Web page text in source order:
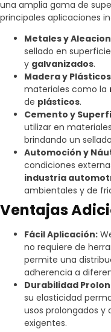
una amplia gama de
principales aplicaciones
Metales y
sellado en
y galvanizados.
Madera y
materiales como la
de plásticos.
Cemento y
utilizar en
brindando un
Automoción y
condiciones
industria
ambientales y de
Ventajas
Fácil Aplicación:
no requiere de
permite una
adherencia a
Durabilidad
su elasticidad
usos prolongados y
exigentes.